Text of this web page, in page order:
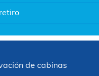
de cabinas